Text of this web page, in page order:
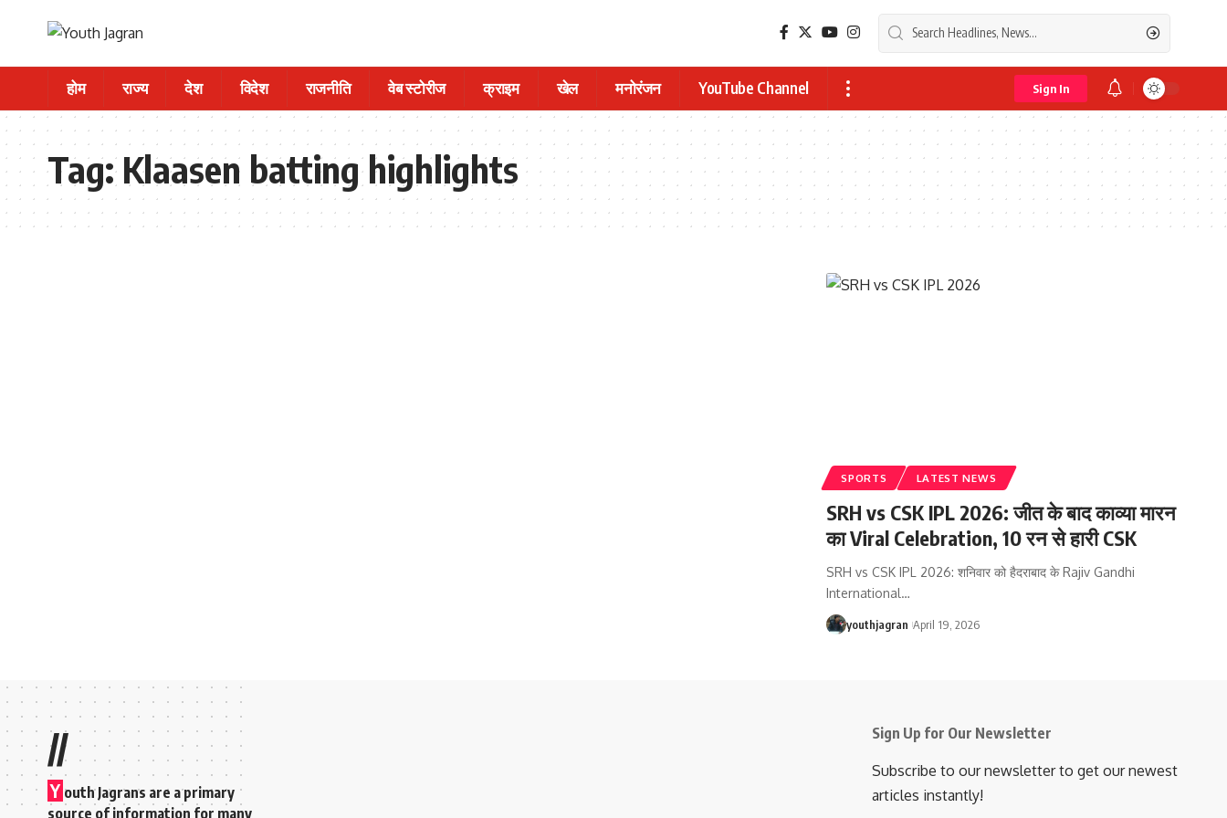
होम राज्य देश विदेश राजनीति वेब स्टोरीज क्राइम खेल मनोरंजन YouTube Channel Sign In
Tag:Klaasen batting highlights
SPORTS LATEST NEWS
SRH vs CSK IPL 2026: जीत के बाद काव्या मारन
का Viral Celebration, 10 रन से हारी CSK
SRH vs CSK IPL 2026: शनिवार को हैदराबाद के Rajiv Gandhi
International…
youthjagran April 19, 2026
//
Y outh Jagrans are a primary
source of information for many
Sign Up for Our Newsletter
Subscribe to our newsletter to get our newest
articles instantly!